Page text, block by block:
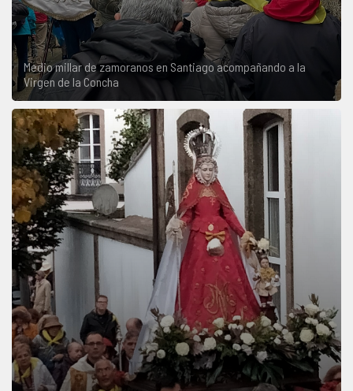
Medio millar de zamoranos en Santiago acompañando a la
Virgen de la Concha